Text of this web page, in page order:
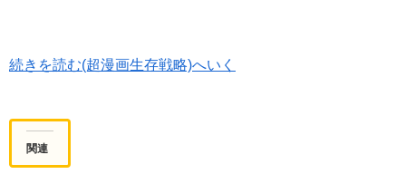
続きを読む(超漫画生存戦略)へいく
関連